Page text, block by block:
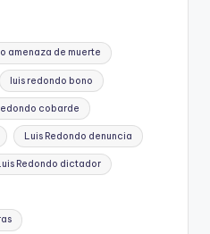
amenaza de muerte
luis redondo bono
cobarde
Luis Redondo denuncia
Redondo dictador